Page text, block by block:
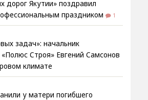
дорог Якутии» поздравил
праздником
1
задач»: начальник
Строя» Евгений Самсонов
климате
у матери погибшего